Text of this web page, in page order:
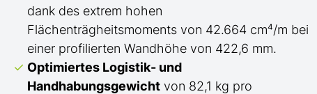
dank des extrem hohen
Flächenträgheitsmoments von 42.664 cm⁴/m bei
einer profilierten Wandhöhe von 422,6 mm.
Optimiertes Logistik- und
Handhabungsgewicht von 82,1 kg pro